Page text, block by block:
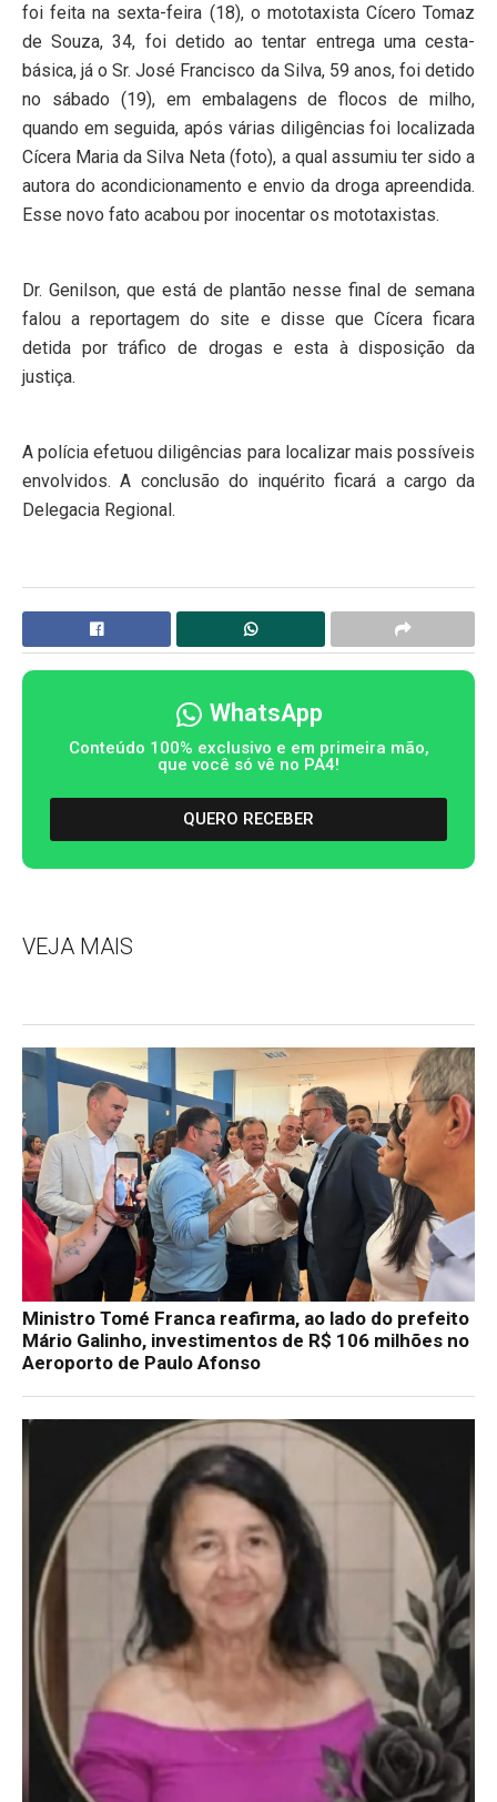
foi feita na sexta-feira (18), o mototaxista Cícero Tomaz
de Souza, 34, foi detido ao tentar entrega uma cesta-
básica, já o Sr. José Francisco da Silva, 59 anos, foi detido
no sábado (19), em embalagens de flocos de milho,
quando em seguida, após várias diligências foi localizada
Cícera Maria da Silva Neta (foto), a qual assumiu ter sido a
autora do acondicionamento e envio da droga apreendida.
Esse novo fato acabou por inocentar os mototaxistas.
Dr. Genilson, que está de plantão nesse final de semana
falou a reportagem do site e disse que Cícera ficara
detida por tráfico de drogas e esta à disposição da
justiça.
A polícia efetuou diligências para localizar mais possíveis
envolvidos. A conclusão do inquérito ficará a cargo da
Delegacia Regional.
WhatsApp
Conteúdo 100% exclusivo e em primeira mão,
que você só vê no PA4!
QUERO RECEBER
VEJA MAIS
Ministro Tomé Franca reafirma, ao lado do prefeito
Mário Galinho, investimentos de R$ 106 milhões no
Aeroporto de Paulo Afonso